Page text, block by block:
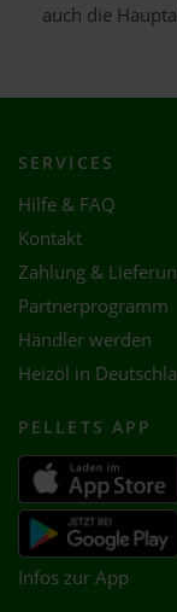
auch die
SERVICES
Hilfe & FAQ
Kontakt
Zahlung &
Partnerprogramm
Händler werden
Heizöl in
PELLETS APP
Infos zur App